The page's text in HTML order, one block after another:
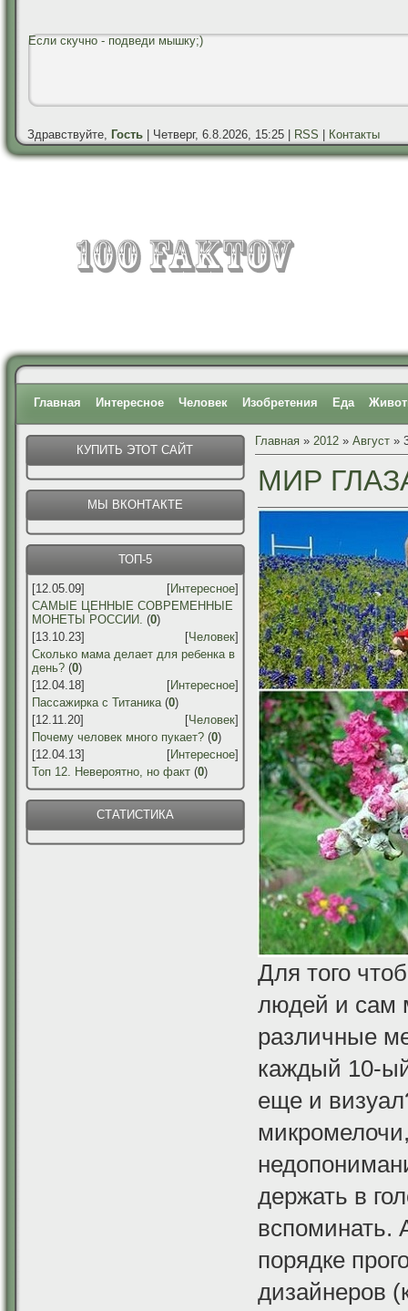
Если скучно - подведи мышку;)
Здравствуйте, Гость | Четверг, 6.8.2026, 15:25 | RSS Контакты
Главная Интересное Человек Изобретения Еда
КУПИТЬ ЭТОТ САЙТ
МЫ ВКОНТАКТЕ
ТОП-5
[12.05.09] [Интересное]
САМЫЕ ЦЕННЫЕ СОВРЕМЕННЫЕ
МОНЕТЫ РОССИИ. (0)
[13.10.23]
[Человек]
Сколько мама делает для ребенка в
день? (0)
[12.04.18]
[Интересное]
Пассажирка с Титаника (0)
[12.11.20]
[Человек]
Почему человек много пукает? (0)
[12.04.13]
[Интересное]
Топ 12. Невероятно, но факт (0)
СТАТИСТИКА
Главная » 2012 » Август »
МИР
Для того
людей и сам
различные
каждый 10-
еще и
держать в
вспоминать.
порядке
дизайнеров